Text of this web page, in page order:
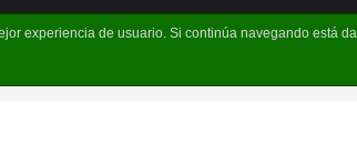
experiencia de usuario. Si continúa navegando está